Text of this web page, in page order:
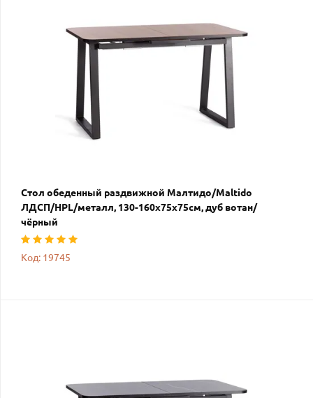
Стол обеденный раздвижной Малтидо/Maltido
ЛДСП/HPL/металл, 130-160х75х75см, дуб вотан/
чёрный
Код: 19745